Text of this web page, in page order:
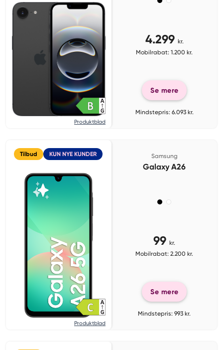
Produktblad
4.299 kr.
Mobilrabat: 1.200 kr.
Se mere
Mindstepris: 6.093 kr.
Tilbud KUN NYE KUNDER
Produktblad
Samsung
Galaxy A26
99 kr.
Mobilrabat: 2.200 kr.
Se mere
Mindstepris: 993 kr.